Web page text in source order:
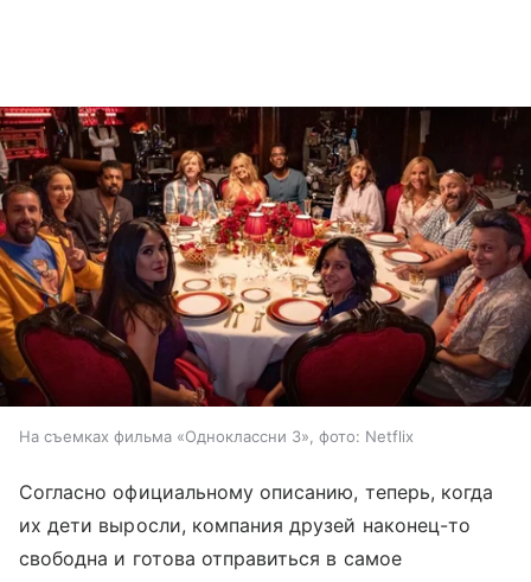
На съемках фильма «Одноклассни 3», фото: Netflix
Согласно официальному описанию, теперь, когда
их дети выросли, компания друзей наконец-то
свободна и готова отправиться в самое